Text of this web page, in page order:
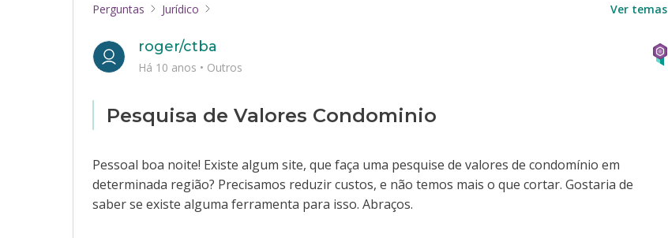
Perguntas Jurídico Ver temas
Pesquisa de Valores Condominio
Pessoal boa noite! Existe algum site, que faça uma pesquise de valores de condomínio em
determinada região? Precisamos reduzir custos, e não temos mais o que cortar. Gostaria de
saber se existe alguma ferramenta para isso. Abraços.
roger/ctba
Há 10 anos • Outros